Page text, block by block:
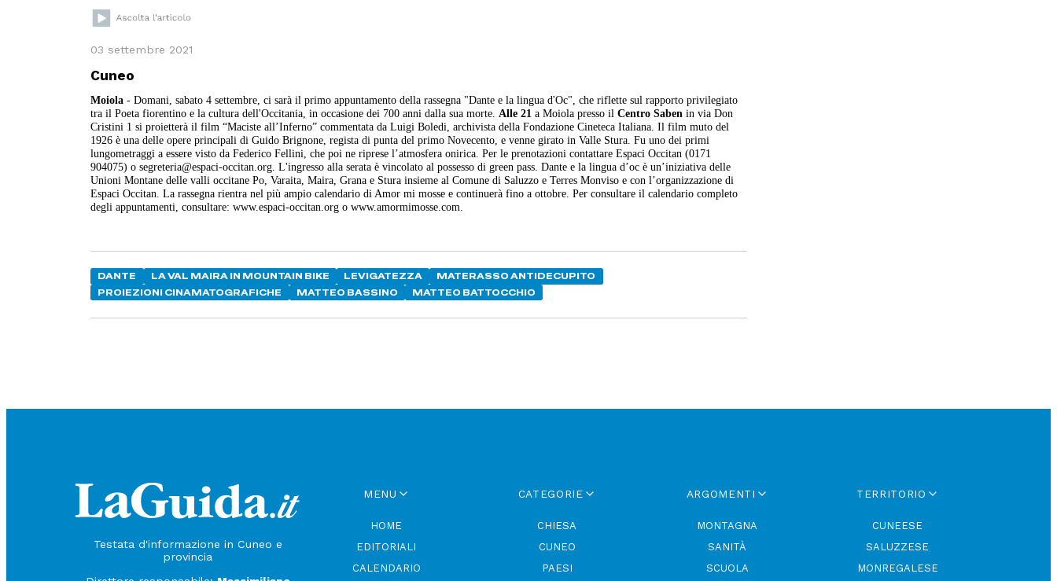
03 settembre 2021
Cuneo
Moiola - Domani, sabato 4 settembre, ci sarà il primo appuntamento della rassegna "Dante e la lingua d'Oc", che riflette sul rapporto privilegiato
tra il Poeta fiorentino e la cultura dell'Occitania, in occasione dei 700 anni dalla sua morte.Alle 21 a Moiola presso ilCentro Saben in via Don
Cristini 1 si proietterà il film “Maciste all’Inferno” commentata da Luigi Boledi, archivista della Fondazione Cineteca Italiana. Il film muto del
1926 è una delle opere principali di Guido Brignone, regista di punta del primo Novecento, e venne girato in Valle Stura. Fu uno dei primi
lungometraggi a essere visto da Federico Fellini, che poi ne riprese l’atmosfera onirica. Per le prenotazioni contattare Espaci Occitan (0171
904075) o segreteria@espaci-occitan.org. L'ingresso alla serata è vincolato al possesso di green pass. Dante e la lingua d’oc è un’iniziativa delle
Unioni Montane delle valli occitane Po, Varaita, Maira, Grana e Stura insieme al Comune di Saluzzo e Terres Monviso e con l’organizzazione di
Espaci Occitan. La rassegna rientra nel più ampio calendario di Amor mi mosse e continuerà fino a ottobre. Per consultare il calendario completo
degli appuntamenti, consultare: www.espaci-occitan.org o www.amormimosse.com.
DANTE LA VAL MAIRA IN MOUNTAIN BIKE LEVIGATEZZA
MATERASSO ANTIDECUPITO
PROIEZIONI CINAMATOGRAFICHE
MATTEO BASSINO MATTEO BATTOCCHIO
Testata d'informazione in Cuneo e
provincia
MENU
HOME
EDITORIALI
CALENDARIO
CATEGORIE
CHIESA
CUNEO
PAESI
ARGOMENTI
MONTAGNA
SANITÀ
SCUOLA
TERRITORIO
CUNEESE
SALUZZESE
MONREGALESE